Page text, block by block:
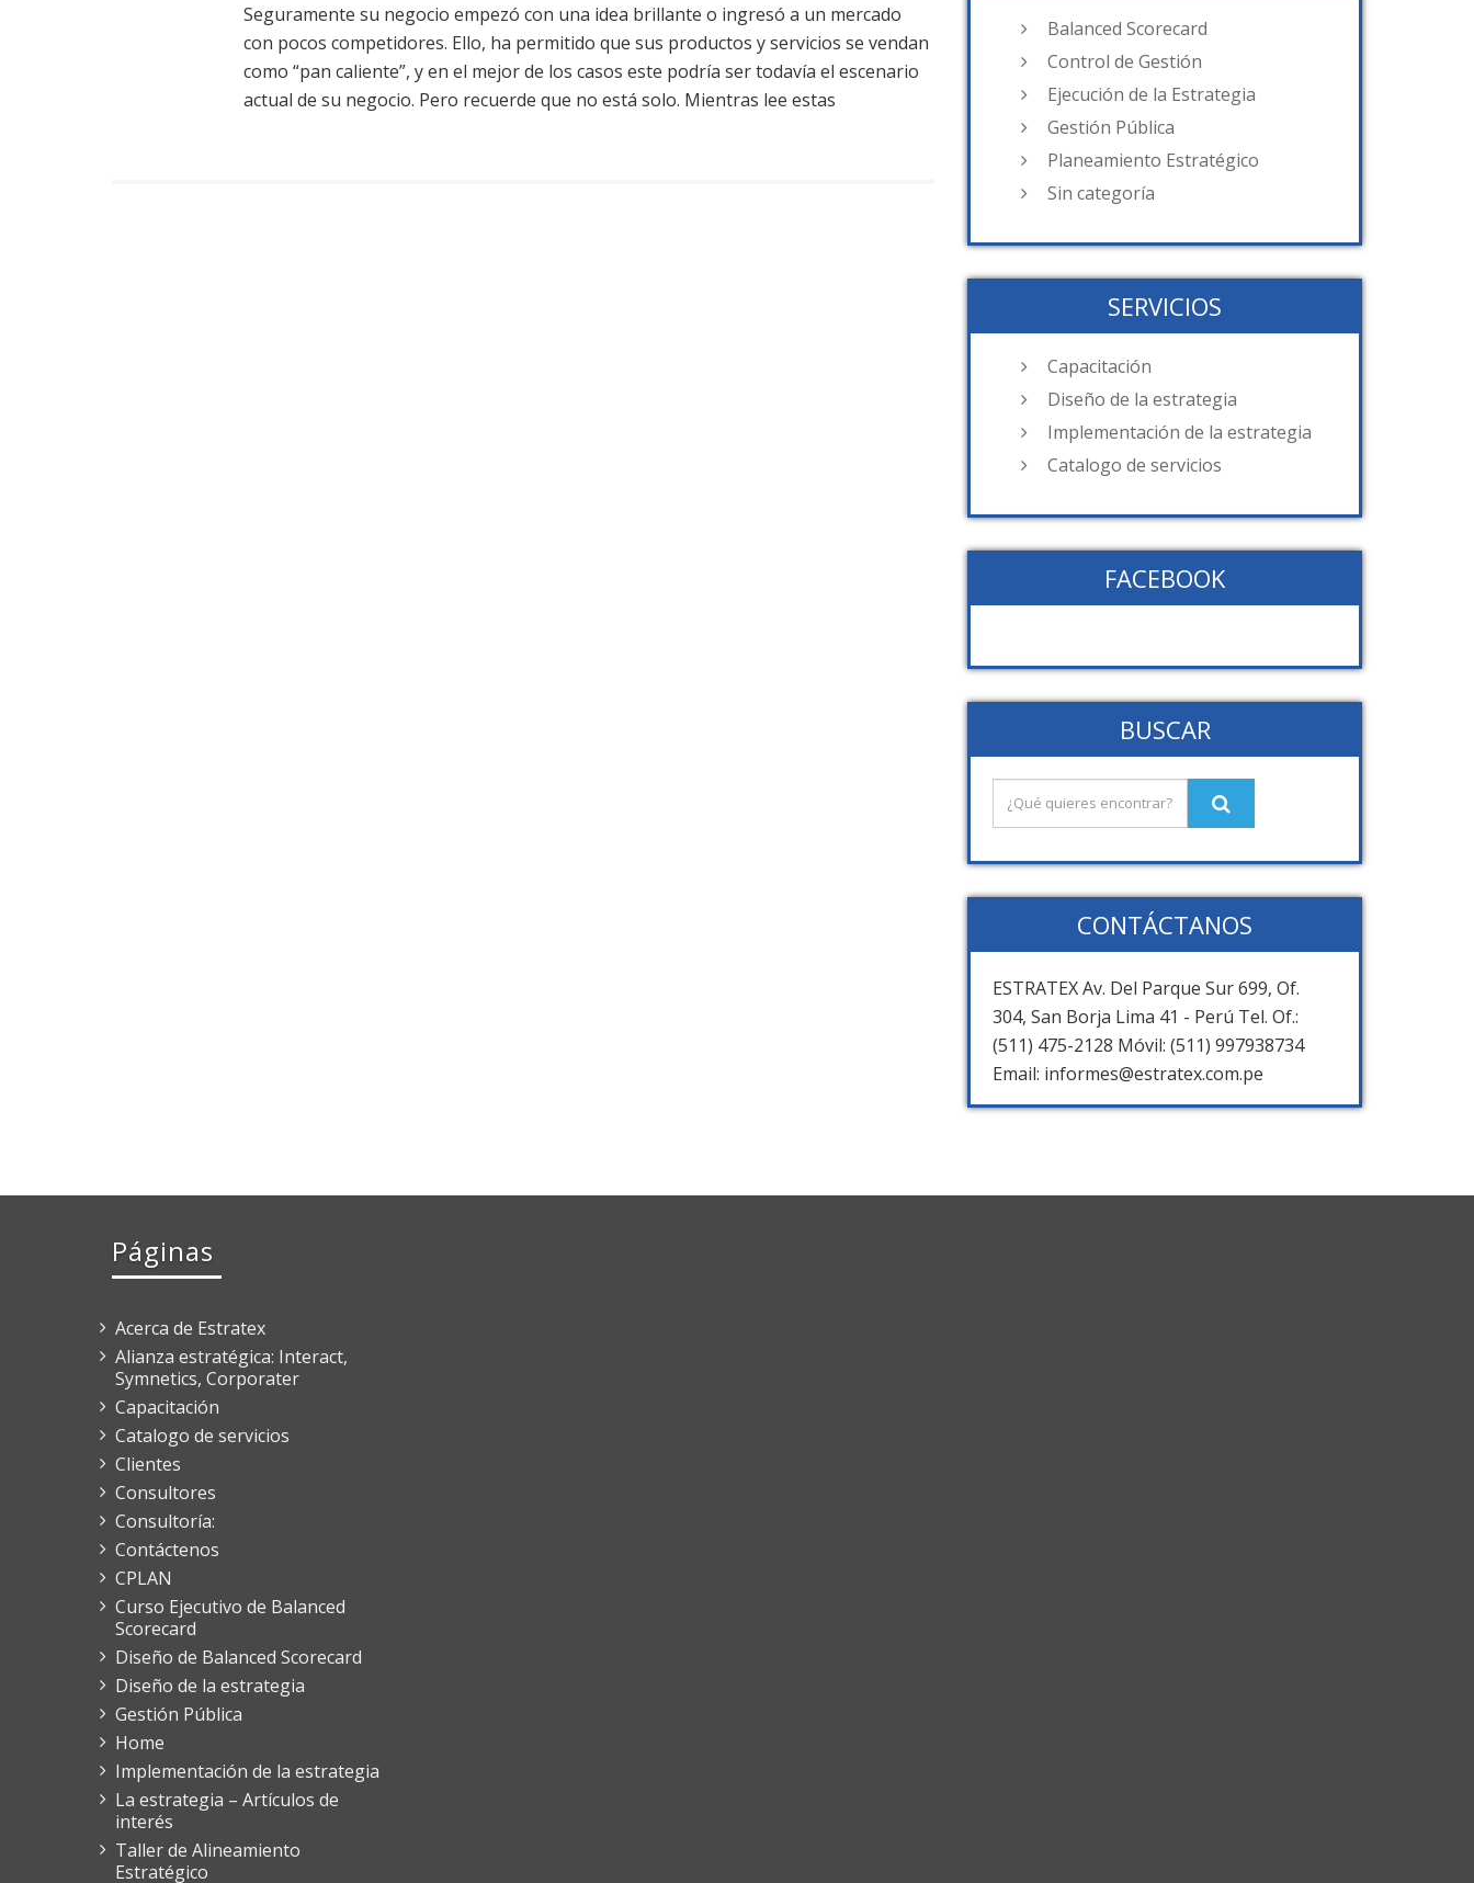
Seguramente su negocio empezó con una idea brillante o ingresó a un mercado
con pocos competidores. Ello, ha permitido que sus productos y servicios se vendan
como “pan caliente”, y en el mejor de los casos este podría ser todavía el escenario
actual de su negocio. Pero recuerde que no está solo. Mientras lee estas
Balanced Scorecard
Control de Gestión
Ejecución de la Estrategia
Gestión Pública
Planeamiento Estratégico
Sin categoría
SERVICIOS
Capacitación
Diseño de la estrategia
Implementación de la estrategia
Catalogo de servicios
FACEBOOK
BUSCAR
CONTÁCTANOS
ESTRATEX Av. Del Parque Sur 699, Of.
304, San Borja Lima 41 - Perú Tel. Of.:
(511) 475-2128 Móvil: (511) 997938734
Email: informes@estratex.com.pe
Páginas
Acerca de Estratex
Alianza estratégica: Interact,
Symnetics, Corporater
Capacitación
Catalogo de servicios
Clientes
Consultores
Consultoría:
Contáctenos
CPLAN
Curso Ejecutivo de Balanced
Scorecard
Diseño de Balanced Scorecard
Diseño de la estrategia
Gestión Pública
Home
Implementación de la estrategia
La estrategia – Artículos de
interés
Taller de Alineamiento
Estratégico